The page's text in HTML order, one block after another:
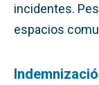
incidentes.
espacios